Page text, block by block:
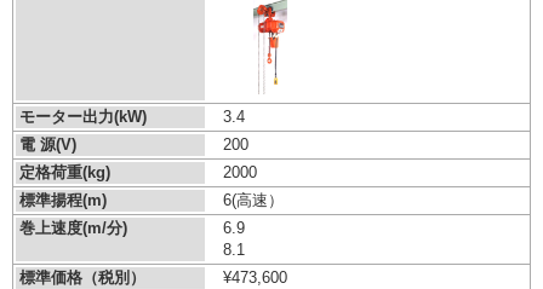
モーター出力(kW)
3.4
電 源(V)
200
定格荷重(kg)
2000
標準揚程(m)
6(高速）
巻上速度(m/分)
6.9
8.1
標準価格（税別）
¥473,600